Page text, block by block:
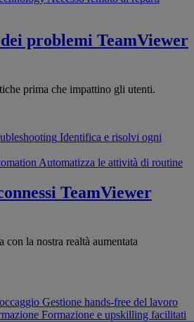
problemi TeamViewer
prima che impattino gli utenti.
Identifica e risolvi ogni
Automatizza le attività di routine
TeamViewer
con la nostra realtà aumentata
Gestione hands-free del lavoro
Formazione e upskilling facilitati